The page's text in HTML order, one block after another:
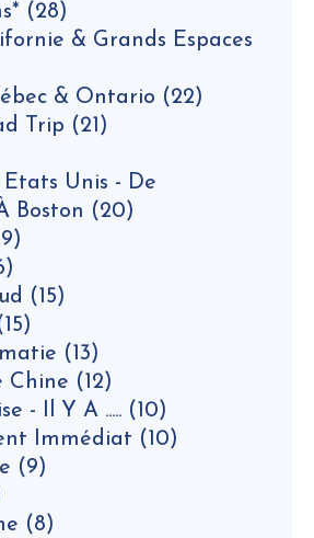
(28)
& Grands Espaces
& Ontario (22)
Trip (21)
Unis - De
Boston (20)
(15)
(13)
Chine (12)
- Il Y A ..... (10)
Immédiat (10)
(9)
(8)